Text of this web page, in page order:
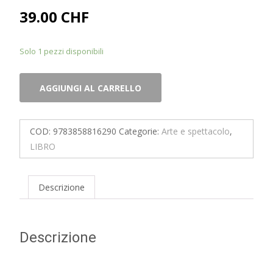
39.00 CHF
Solo 1 pezzi disponibili
Keller-
Stiftung
quantità
AGGIUNGI AL CARRELLO
COD: 9783858816290 Categorie: Arte e spettacolo,
LIBRO
Descrizione
Descrizione